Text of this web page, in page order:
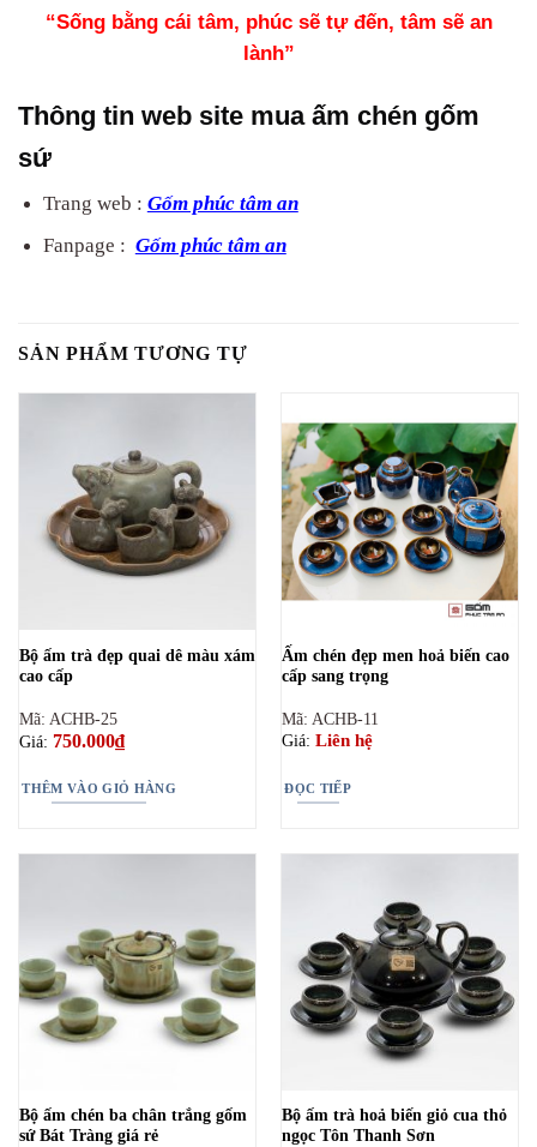
“Sống bằng cái tâm, phúc sẽ tự đến, tâm sẽ an
lành”
Thông tin web site mua ấm chén gốm
sứ
Trang web : Gốm phúc tâm an
Fanpage : Gốm phúc tâm an
SẢN PHẨM TƯƠNG TỰ
Bộ ấm trà đẹp quai dê màu xám
cao cấp
Mã: ACHB-25
Giá: 750.000₫
THÊM VÀO GIỎ HÀNG
Ấm chén đẹp men hoả biến cao
cấp sang trọng
Mã: ACHB-11
Giá: Liên hệ
ĐỌC TIẾP
Bộ ấm chén ba chân trắng gốm
sứ Bát Tràng giá rẻ
Bộ ấm trà hoả biến giỏ cua thỏ
ngọc Tôn Thanh Sơn